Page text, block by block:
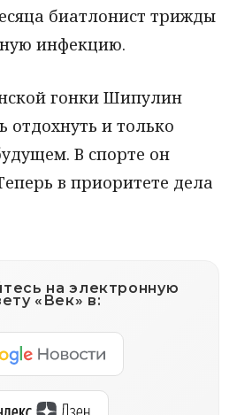
биатлонист трижды
инфекцию.
гонки Шипулин
отдохнуть и только
В спорте он
в приоритете дела
на электронную
«Век» в: